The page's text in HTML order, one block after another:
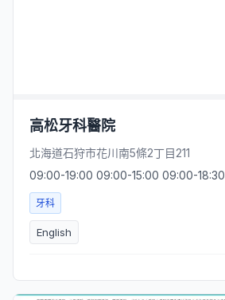
高松牙科醫院
北海道石狩市花川南5條2丁目211
09:00-19:00 09:00-15:00 09:00-18:30
牙科
English